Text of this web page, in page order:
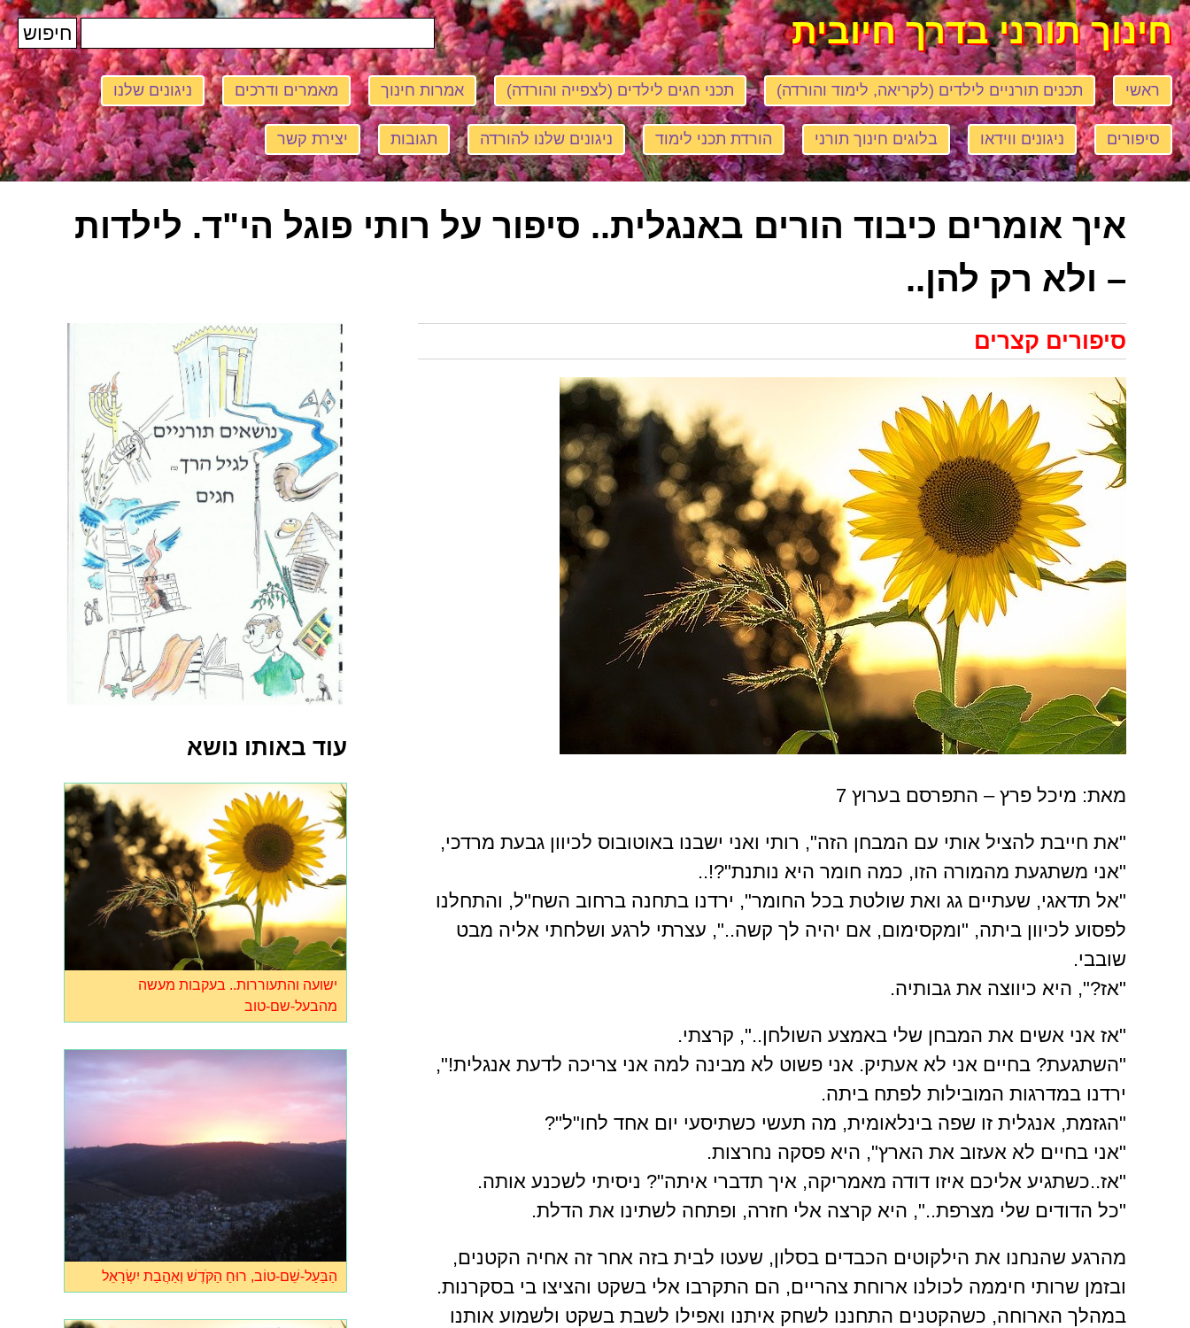
חינוך תורני בדרך חיובית
ראשי תכנים תורניים לילדים (לקריאה, לימוד והורדה) תכני חגים לילדים (לצפייה והורדה) אמרות חינוך מאמרים ודרכים ניגונים שלנו
סיפורים ניגונים ווידאו בלוגים חינוך תורני הורדת תכני לימוד ניגונים שלנו להורדה תגובות יצירת קשר
איך אומרים כיבוד הורים באנגלית.. סיפור על רותי פוגל הי"ד. לילדות
– ולא רק להן..
סיפורים קצרים
מאת: מיכל פרץ – התפרסם בערוץ 7
"את חייבת להציל אותי עם המבחן הזה", רותי ואני ישבנו באוטובוס לכיוון גבעת מרדכי,
"אני משתגעת מהמורה הזו, כמה חומר היא נותנת"?!..
"אל תדאגי, שעתיים גג ואת שולטת בכל החומר", ירדנו בתחנה ברחוב השח"ל, והתחלנו
לפסוע לכיוון ביתה, "ומקסימום, אם יהיה לך קשה..", עצרתי לרגע ושלחתי אליה מבט
שובבי.
"אז?", היא כיווצה את גבותיה.
"אז אני אשים את המבחן שלי באמצע השולחן..", קרצתי.
"השתגעת? בחיים אני לא אעתיק. אני פשוט לא מבינה למה אני צריכה לדעת אנגלית!",
ירדנו במדרגות המובילות לפתח ביתה.
"הגזמת, אנגלית זו שפה בינלאומית, מה תעשי כשתיסעי יום אחד לחו"ל"?
"אני בחיים לא אעזוב את הארץ", היא פסקה נחרצות.
"אז..כשתגיע אליכם איזו דודה מאמריקה, איך תדברי איתה"? ניסיתי לשכנע אותה.
"כל הדודים שלי מצרפת..", היא קרצה אלי חזרה, ופתחה לשתינו את הדלת.
מהרגע שהנחנו את הילקוטים הכבדים בסלון, שעטו לבית בזה אחר זה אחיה הקטנים,
ובזמן שרותי חיממה לכולנו ארוחת צהריים, הם התקרבו אלי בשקט והציצו בי בסקרנות.
במהלך הארוחה, כשהקטנים התחננו לשחק איתנו ואפילו לשבת בשקט ולשמוע אותנו
עוד באותו נושא
ישועה והתעוררות.. בעקבות מעשה
מהבעל-שם-טוב
הַבַּעַל-שֵׁם-טוֹב, רוּחַ הַקֹּדֶשׁ וְאַהֲבַת יִשְׂרָאֵל